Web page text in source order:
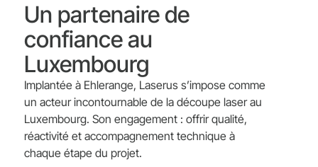
Un partenaire de
confiance au
Luxembourg
Implantée à Ehlerange, Laserus s’impose comme
un acteur incontournable de la découpe laser au
Luxembourg. Son engagement : offrir qualité,
réactivité et accompagnement technique à
chaque étape du projet.